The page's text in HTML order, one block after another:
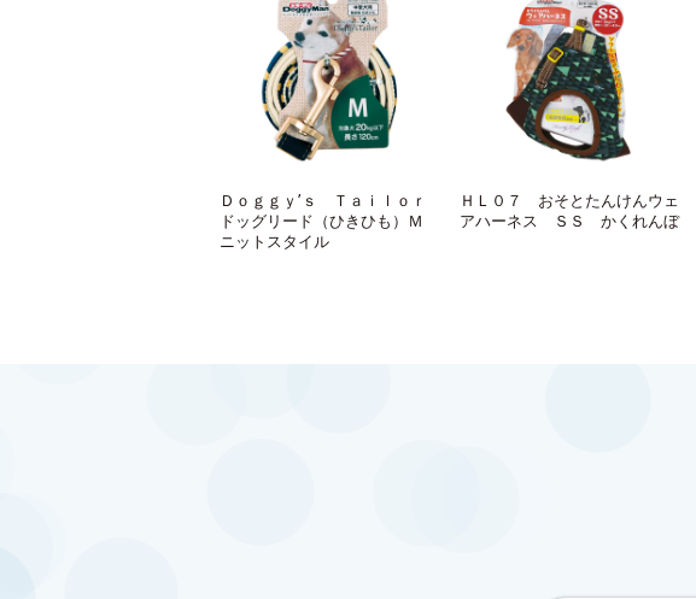
Ｄｏｇｇｙ’ｓ Ｔａｉｌｏｒ
ドッグリード（ひきひも）Ｍ
ニットスタイル
ＨＬ０７ おそとたんけんウェ
アハーネス ＳＳ かくれんぼ